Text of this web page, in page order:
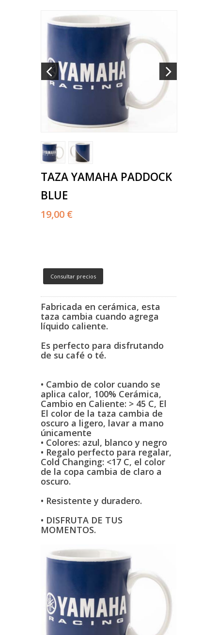
TAZA YAMAHA PADDOCK
BLUE
19,00 €
Consultar precios
Fabricada en cerámica, esta
taza cambia cuando agrega
líquido caliente.
Es perfecto para disfrutando
de su café o té.
• Cambio de color cuando se
aplica calor, 100% Cerámica,
Cambio en Caliente: > 45 C, El
El color de la taza cambia de
oscuro a ligero, lavar a mano
únicamente
• Colores: azul, blanco y negro
• Regalo perfecto para regalar,
Cold Changing: <17 C, el color
de la copa cambia de claro a
oscuro.
• Resistente y duradero.
• DISFRUTA DE TUS
MOMENTOS.